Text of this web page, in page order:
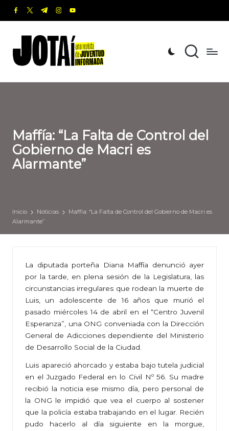
Saltar
contenido
facebook.com
twitter.com
t.me instagram.com
youtube.com
o
t
revista
de
Informada
Maffía: “La Falta de Control del
Gobierno de Macri es
Alarmante”
Inicio Noticias
Maffía: “La Falta de Control del Gobierno de Macri es
Alarmante”
La diputada porteña Diana Maffía denunció ayer
por la tarde, en plena sesión de la Legislatura, las
circunstancias irregulares que rodean la muerte de
Luis, un adolescente de 16 años que murió el
pasado miércoles 14 de abril en el “Centro Juvenil
Esperanza”, una ONG conveniada con la Dirección
General de Adicciones dependiente del Ministerio
de Desarrollo Social de la Ciudad.
Luis apareció ahorcado y estaba bajo tutela judicial
en el Juzgado Federal en lo Civil Nº 56. Su madre
recibió la noticia ese mismo día, pero personal de
la ONG le impidió que vea el cuerpo al sostener
que la policía estaba trabajando en el lugar. Recién
pudo hacerlo al día siguiente en la morgue,